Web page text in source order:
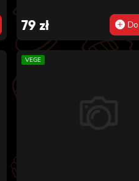
w tempurze, majonezem
pikantnym, ogórkiem,
masago, 8x hosomaki z
tempurze
79 zł Do
VEGE